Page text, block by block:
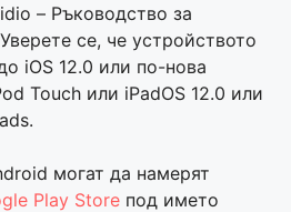
– Ръководство за
се, че устройството
iOS 12.0 или по-нова
Touch или iPadOS 12.0 или
могат да намерят
Play Store под името